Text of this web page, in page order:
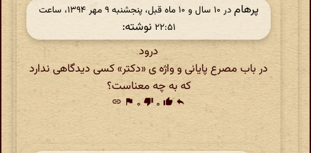
پرهام
در ‫۱۰ سال و ۱۰ ماه قبل، پنجشنبه ۹ مهر ۱۳۹۴، ساعت
۲۲:۵۱ نوشته:
درود
در باب مصرع پایانی و واژه ی «دکتر» کسی دیدگاهی ندارد
که به چه معناست؟
reply
thumb_up ۰ thumb_down ۰ flag
link